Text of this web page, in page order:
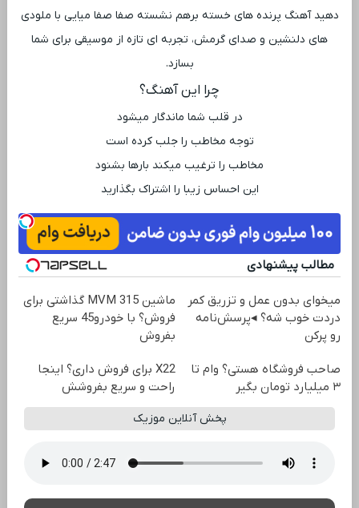
دهید آهنگ پرنده های خسته برهم نشسته صفا صفا میایی با ملودی
‌های دلنشین و صدای گرمش، تجربه ‌ای تازه از موسیقی برای شما
بسازد.
چرا این آهنگ؟
در قلب شما ماندگار میشود
توجه مخاطب را جلب کرده است
مخاطب را ترغیب میکند بارها بشنود
این احساس زیبا را اشتراک بگذارید
مطالب پیشنهادی
میخوای بدون عمل و تزریق کمر
دردت خوب شه؟ ◂پرسش‌نامه
رو پرکن
ماشین MVM 315 گذاشتی برای
فروش؟ با خودرو45 سریع
بفروش
صاحب فروشگاه هستی؟ وام تا
۳ میلیارد تومان بگیر
X22 برای فروش داری؟ اینجا
راحت و سریع بفروشش
پخش آنلاین موزیک